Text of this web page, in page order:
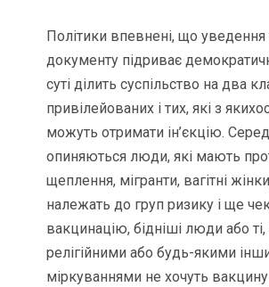
Політики впевнені, що уведення
документу підриває
суті ділить суспільство на два
привілейованих і тих, які з
можуть отримати ін’єкцію. Серед
опиняються люди, які мають
щеплення, мігранти, вагітні
належать до груп ризику і ще
вакцинацію, бідніші люди або ті,
релігійними або будь-якими
міркуваннями не хочуть